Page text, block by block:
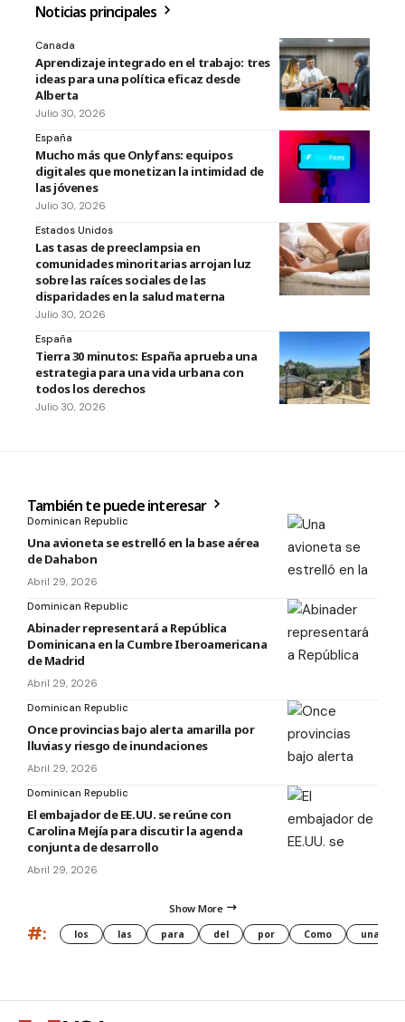
Noticias principales
Canada
Aprendizaje integrado en el trabajo: tres
ideas para una política eficaz desde
Alberta
Julio 30, 2026
España
Mucho más que Onlyfans: equipos
digitales que monetizan la intimidad de
las jóvenes
Julio 30, 2026
Estados Unidos
Las tasas de preeclampsia en
comunidades minoritarias arrojan luz
sobre las raíces sociales de las
disparidades en la salud materna
Julio 30, 2026
España
Tierra 30 minutos: España aprueba una
estrategia para una vida urbana con
todos los derechos
Julio 30, 2026
También te puede interesar
Dominican Republic
Una avioneta se estrelló en la base aérea
de Dahabon
Abril 29, 2026
Dominican Republic
Abinader representará a República
Dominicana en la Cumbre Iberoamericana
de Madrid
Abril 29, 2026
Dominican Republic
Once provincias bajo alerta amarilla por
lluvias y riesgo de inundaciones
Abril 29, 2026
Dominican Republic
El embajador de EE.UU. se reúne con
Carolina Mejía para discutir la agenda
conjunta de desarrollo
Abril 29, 2026
Show More
#: los las para del por Como una